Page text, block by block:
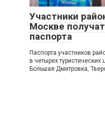
Участники
Москве
паспорта
Паспорта участников
в четырех туристических
Большая Дмитровка,